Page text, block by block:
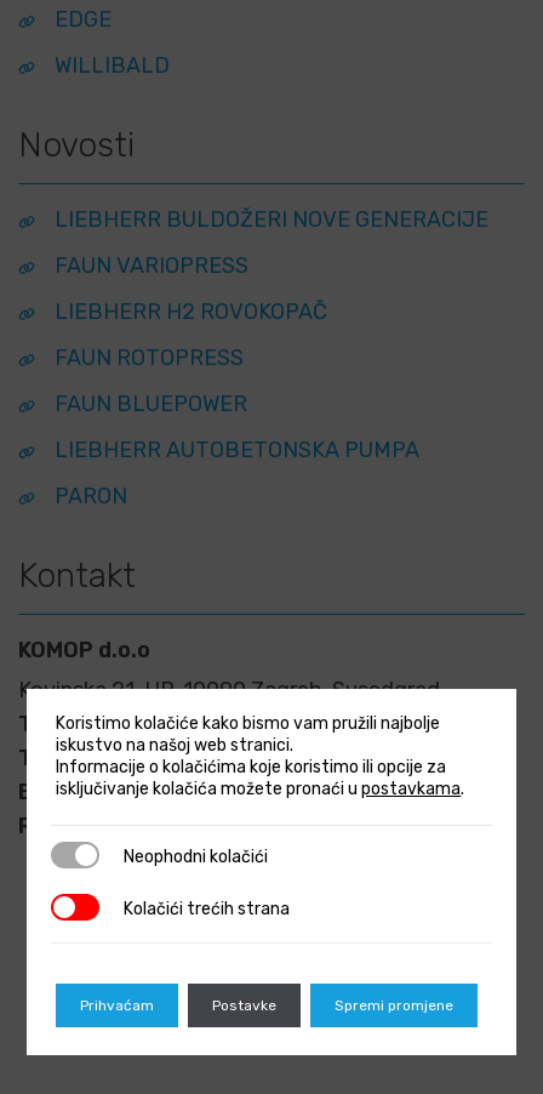
EDGE
WILLIBALD
Novosti
LIEBHERR BULDOŽERI NOVE GENERACIJE
FAUN VARIOPRESS
LIEBHERR H2 ROVOKOPAČ
FAUN ROTOPRESS
FAUN BLUEPOWER
LIEBHERR AUTOBETONSKA PUMPA
PARON
Kontakt
KOMOP d.o.o
Kovinska 21, HR-10090 Zagreb-Susedgrad
Telefon:+385 (1) 4825 990
Telefaks:+385 (1) 4825 997
E-mail: info@komop.hr
Radno vrijeme:pon-pet 08.00-16.00
Koristimo kolačiće kako bismo vam pružili najbolje
iskustvo na našoj web stranici.
Informacije o kolačićima koje koristimo ili opcije za
isključivanje kolačića možete pronaći upostavkama.
Neophodni kolačići
Neophodni kolačići
Kolačići trećih strana
Kolačići trećih strana
Prihvaćam Postavke Spremi promjene